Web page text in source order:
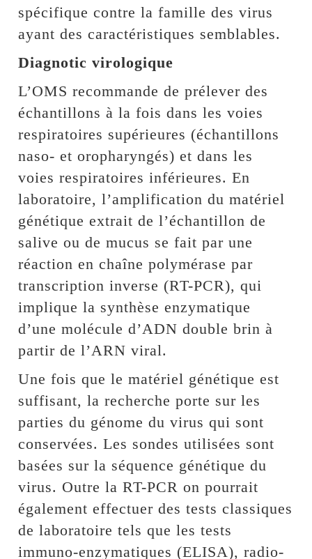
spécifique contre la famille des virus
ayant des caractéristiques semblables.
Diagnotic virologique
L’OMS recommande de prélever des
échantillons à la fois dans les voies
respiratoires supérieures (échantillons
naso- et oropharyngés) et dans les
voies respiratoires inférieures. En
laboratoire, l’amplification du matériel
génétique extrait de l’échantillon de
salive ou de mucus se fait par une
réaction en chaîne polymérase par
transcription inverse (RT-PCR), qui
implique la synthèse enzymatique
d’une molécule d’ADN double brin à
partir de l’ARN viral.
Une fois que le matériel génétique est
suffisant, la recherche porte sur les
parties du génome du virus qui sont
conservées. Les sondes utilisées sont
basées sur la séquence génétique du
virus. Outre la RT-PCR on pourrait
également effectuer des tests classiques
de laboratoire tels que les tests
immuno-enzymatiques (ELISA), radio-